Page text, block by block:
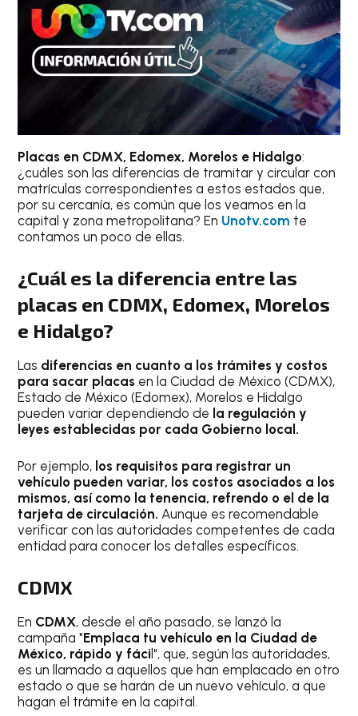
Placas en CDMX, Edomex, Morelos e Hidalgo:
¿cuáles son las diferencias de tramitar y circular con
matrículas correspondientes a estos estados que,
por su cercanía, es común que los veamos en la
capital y zona metropolitana? En Unotv.com te
contamos un poco de ellas.
¿Cuál es la diferencia entre las
placas en CDMX, Edomex, Morelos
e Hidalgo?
Las diferencias en cuanto a los trámites y costos
para sacar placas en la Ciudad de México (CDMX),
Estado de México (Edomex), Morelos e Hidalgo
pueden variar dependiendo de la regulación y
leyes establecidas por cada Gobierno local.
Por ejemplo, los requisitos para registrar un
vehículo pueden variar, los costos asociados a los
mismos, así como la tenencia, refrendo o el de la
tarjeta de circulación. Aunque es recomendable
verificar con las autoridades competentes de cada
entidad para conocer los detalles específicos.
CDMX
En CDMX, desde el año pasado, se lanzó la
campaña "Emplaca tu vehículo en la Ciudad de
México, rápido y fáci l", que, según las autoridades,
es un llamado a aquellos que han emplacado en otro
estado o que se harán de un nuevo vehículo, a que
hagan el trámite en la capital.